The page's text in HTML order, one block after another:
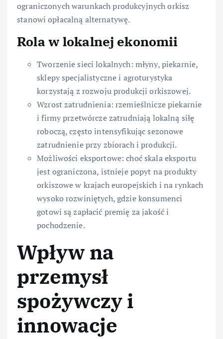
ograniczonych warunkach produkcyjnych orkisz
stanowi opłacalną alternatywę.
Rola w lokalnej ekonomii
Tworzenie sieci lokalnych: młyny, piekarnie,
sklepy specjalistyczne i agroturystyka
korzystają z rozwoju produkcji orkiszowej.
Wzrost zatrudnienia: rzemieślnicze piekarnie
i firmy przetwórcze zatrudniają lokalną siłę
roboczą, często intensyfikując sezonowe
zatrudnienie przy zbiorach i produkcji.
Możliwości eksportowe: choć skala eksportu
jest ograniczona, istnieje popyt na produkty
orkiszowe w krajach europejskich i na rynkach
wysoko rozwiniętych, gdzie konsumenci
gotowi są zapłacić premię za jakość i
pochodzenie.
Wpływ na
przemysł
spożywczy i
innowacje